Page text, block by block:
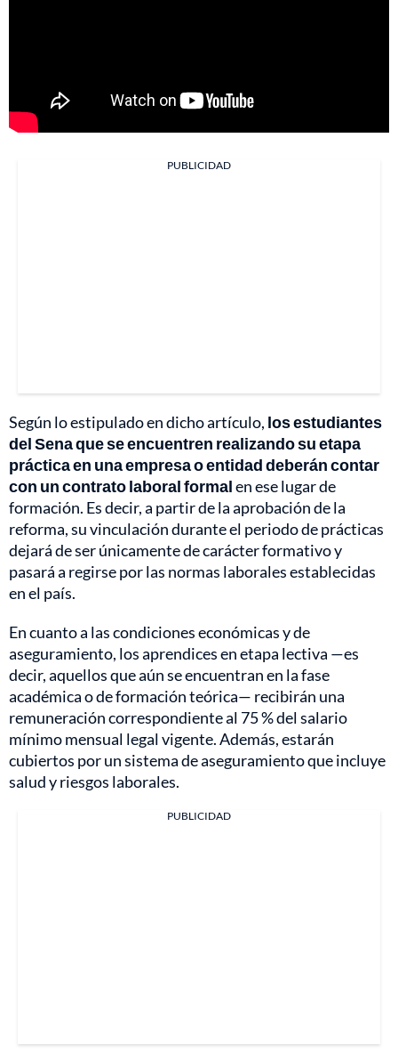
PUBLICIDAD
Según lo estipulado en dicho artículo, los estudiantes
del Sena que se encuentren realizando su etapa
práctica en una empresa o entidad deberán contar
con un contrato laboral formalen ese lugar de
formación. Es decir, a partir de la aprobación de la
reforma, su vinculación durante el periodo de prácticas
dejará de ser únicamente de carácter formativo y
pasará a regirse por las normas laborales establecidas
en el país.
En cuanto a las condiciones económicas y de
aseguramiento, los aprendices en etapa lectiva —es
decir, aquellos que aún se encuentran en la fase
académica o de formación teórica— recibirán una
remuneración correspondiente al 75 % del salario
mínimo mensual legal vigente. Además, estarán
cubiertos por un sistema de aseguramiento que incluye
salud y riesgos laborales.
PUBLICIDAD